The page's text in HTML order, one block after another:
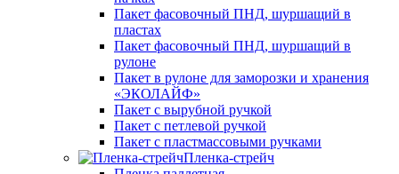
Пакет фасовочный ПНД, шуршащий в
пластах
Пакет фасовочный ПНД, шуршащий в
рулоне
Пакет в рулоне для заморозки и хранения
«ЭКОЛАЙФ»
Пакет с вырубной ручкой
Пакет с петлевой ручкой
Пакет с пластмассовыми ручками
Пленка-стрейч